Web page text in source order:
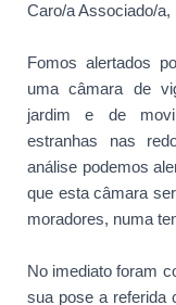
Caro/a Associado/a,
Fomos alertados
uma câmara de
jardim e de
estranhas nas
análise podemos
que esta câmara
moradores, numa
No imediato foram
sua pose a referida